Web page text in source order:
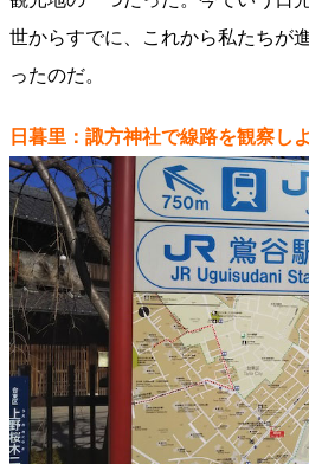
世からすでに、これから私たちが
ったのだ。
日暮里：諏方神社で線路を観察し